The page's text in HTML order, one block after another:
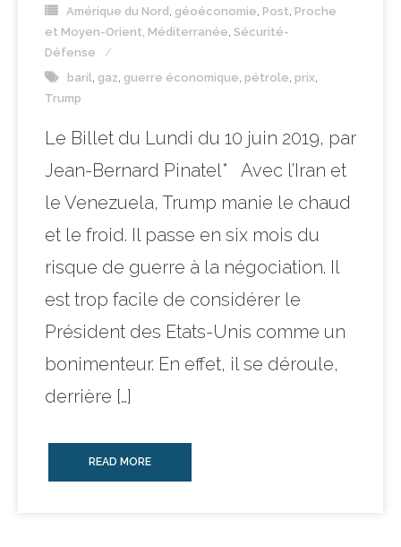
Amérique du Nord géoéconomie Post Proche
et Moyen-Orient, Méditerranée Sécurité-
Défense
baril
gaz guerre économique pétrole prix
Trump
Le Billet du Lundi du 10 juin 2019, par
Jean-Bernard Pinatel* Avec l’Iran et
le Venezuela, Trump manie le chaud
et le froid. Il passe en six mois du
risque de guerre à la négociation. Il
est trop facile de considérer le
Président des Etats-Unis comme un
bonimenteur. En effet, il se déroule,
derrière […]
READ MORE